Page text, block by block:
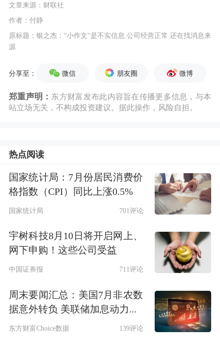
文章来源：财联社
作者：付静
原标题：银之杰：“小作文”是不实信息 公司经营正常 还在找消息来
源
分享至： 微信 朋友圈 微博
郑重声明： 东方财富发布此内容旨在传播更多信息，与本
站立场无关，不构成投资建议。据此操作，风险自担。
热点阅读
国家统计局：7月份居民消费价
格指数（CPI）同比上涨0.5%
国家统计局 701评论
宇树科技8月10日将开启网上、
网下申购！这些公司受益
中国证券报 711评论
周末要闻汇总：美国7月非农数
据意外转负 美联储加息动力...
东方财富Choice数据 139评论